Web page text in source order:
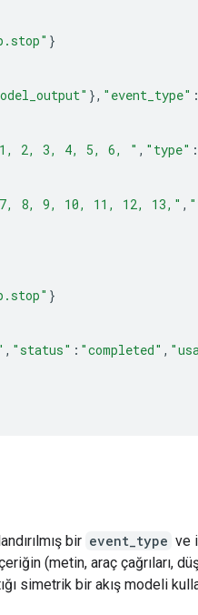
}
}, "event_type" :
2, 3, 4, 5, 6, " , "type" :
8, 9, 10, 11, 12, 13," ,
}
, "status" : "completed" ,
bir event_type ve
(metin, araç çağrıları,
simetrik bir akış modeli